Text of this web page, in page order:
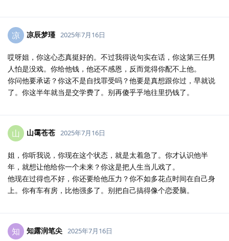
凉 凉辰梦瑾 2025年7月16日
哎呀姐，你这心态真挺好的。不过我得说句实在话，你这第三任男
人怕是没戏。你给他钱，他还不感恩，反而觉得你配不上他。
你问他要承诺？你这不是自找罪受吗？他要是真想跟你过，早就说
了。你这半年就当是交学费了。别再傻乎乎地往里扔钱了。
山 山霭苍苍 2025年7月16日
姐，你听我说，你现在这个状态，就是太着急了。你才认识他半
年，就想让他给你一个未来？你这是把人生当儿戏了。
他现在过得也不好，你还要给他压力？你不如多花点时间在自己身
上。你有车有房，比他强多了。别把自己搞得像个恋爱脑。
知 知露润笔尖 2025年7月16日